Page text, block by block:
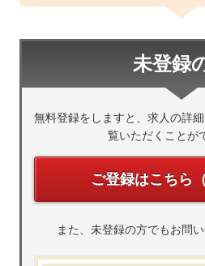
未登録
無料登録をしますと、求人の詳
覧いただくことが
ご登録はこちら
また、未登録の方でもお問